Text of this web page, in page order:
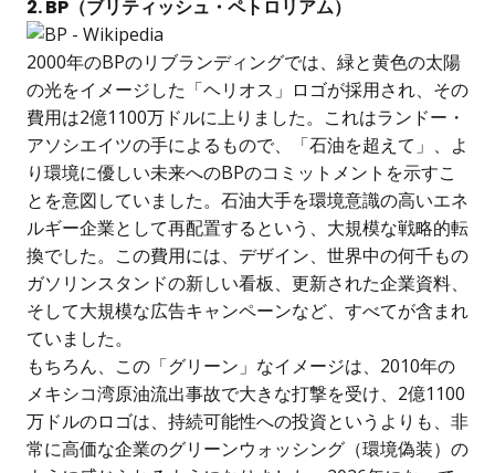
2. BP（ブリティッシュ・ペトロリアム）
2000年のBPのリブランディングでは、緑と黄色の太陽
の光をイメージした「ヘリオス」ロゴが採用され、その
費用は2億1100万ドルに上りました。これはランドー・
アソシエイツの手によるもので、「石油を超えて」、よ
り環境に優しい未来へのBPのコミットメントを示すこ
とを意図していました。石油大手を環境意識の高いエネ
ルギー企業として再配置するという、大規模な戦略的転
換でした。この費用には、デザイン、世界中の何千もの
ガソリンスタンドの新しい看板、更新された企業資料、
そして大規模な広告キャンペーンなど、すべてが含まれ
ていました。
もちろん、この「グリーン」なイメージは、2010年の
メキシコ湾原油流出事故で大きな打撃を受け、2億1100
万ドルのロゴは、持続可能性への投資というよりも、非
常に高価な企業のグリーンウォッシング（環境偽装）の